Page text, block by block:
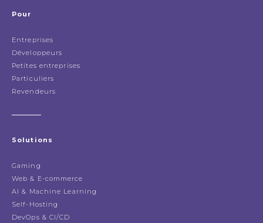
Pour
Entreprises
Développeurs
Petites entreprises
Particuliers
Revendeurs
Solutions
Gaming
Web & E-commerce
AI & Machine Learning
Self-Hosting
DevOps & CI/CD